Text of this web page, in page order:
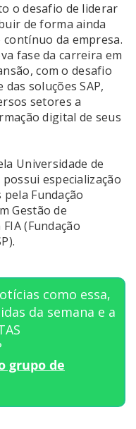
o desafio de liderar
de forma ainda
da empresa.
fase da carreira em
com o desafio
soluções SAP,
setores a
digital de seus
Universidade de
especialização
Fundação
Gestão de
(Fundação
como essa,
da semana e a
grupo de